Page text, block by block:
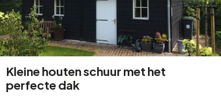
Kleine houten schuur met het
perfecte dak